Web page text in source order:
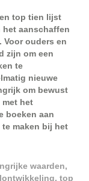
top tien lijst
het aanschaffen
Voor ouders en
zijn om een
te
nieuwe
om bewust
met het
boeken aan
te maken bij het
waarden,
, top